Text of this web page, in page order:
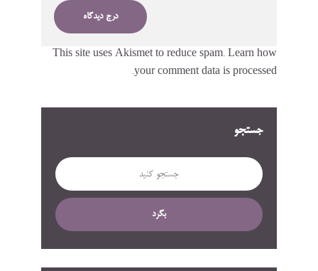
جستجو
بگرد
This site uses Akismet to reduce spam. Learn how
your comment data is processed.